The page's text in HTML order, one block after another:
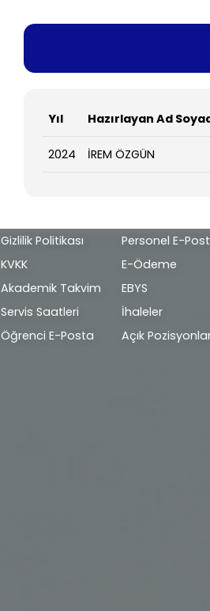
Yıl Hazırlayan Ad
2024 İREM ÖZGÜN
Alt
bilgi
Gizlilik Politikası
KVKK
Akademik Takvim
Servis Saatleri
Öğrenci E-Posta
Personel E-
E-Ödeme
EBYS
İhaleler
Açık